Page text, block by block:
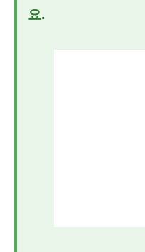
요.